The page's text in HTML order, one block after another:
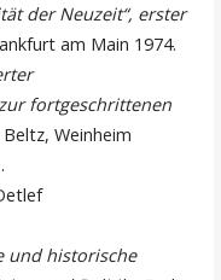
der Neuzeit“, erster
am Main 1974.
fortgeschrittenen
Weinheim
und historische